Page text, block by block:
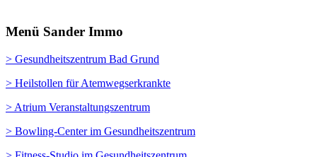
Menü Sander Immo
> Gesundheitszentrum Bad Grund
> Heilstollen für Atemwegserkrankte
> Atrium Veranstaltungszentrum
> Bowling-Center im Gesundheitszentrum